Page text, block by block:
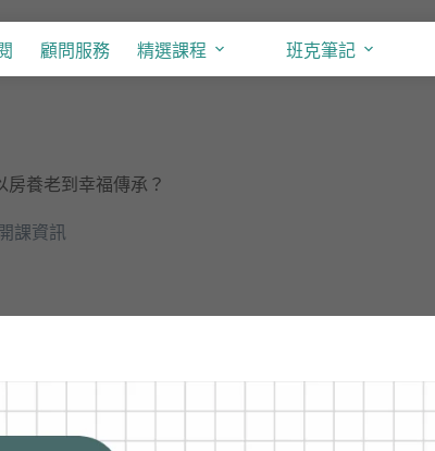
顧問服務 精選課程 班克筆記
房養老到幸福傳承？
開課資訊